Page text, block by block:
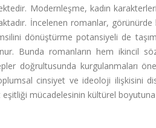
Modernleşme, kadın
İncelenen romanlar,
dönüştürme potansiyeli de
Bunda romanların hem ikincil
doğrultusunda kurgulanmaları
cinsiyet ve ideoloji ilişkisini
mücadelesinin kültürel boyutuna